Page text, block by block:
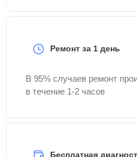
Ремонт за 1 день
В 95% случаев ремонт
в течение 1-2 часов
Бесплатная